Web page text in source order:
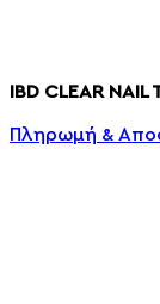
IBD CLEAR NAIL
Πληρωμή &